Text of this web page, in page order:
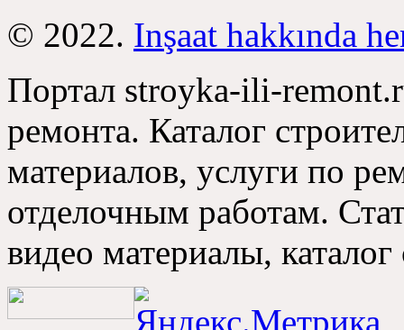
© 2022. Inşaat hakkında
Портал stroyka-ili-
ремонта. Каталог
материалов, услуги по
отделочным работам.
видео материалы,